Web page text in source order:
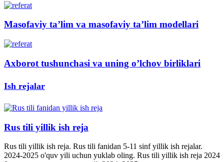
Masofaviy ta’lim va masofaviy ta’lim modellari
Axborot tushunchasi va uning o’lchov birliklari
Ish rejalar
Rus tili yillik ish reja
Rus tili yillik ish reja. Rus tili fanidan 5-11 sinf yillik ish rejalar.
2024-2025 o'quv yili uchun yuklab oling. Rus tili yillik ish reja 2024